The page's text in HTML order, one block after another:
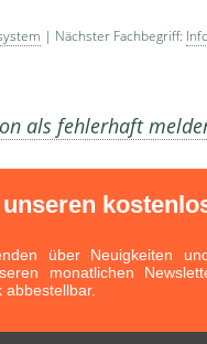
| Nächster Fachbegriff:
als fehlerhaft
über Neuigkeiten
monatlichen